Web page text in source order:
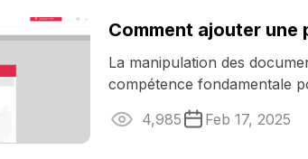
Comment ajouter une
La manipulation des
compétence fondamentale
travaillant avec du contenu
4,985 Feb 17, 2025